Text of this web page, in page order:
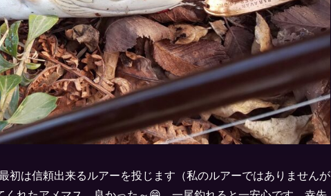
初は信頼出来るルアーを投じます（私のルアーではありませんが